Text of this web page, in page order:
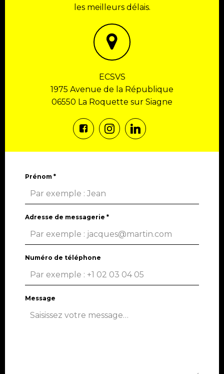
les meilleurs délais.
ECSVS
1975 Avenue de la République
06550 La Roquette sur Siagne
Prénom *
Adresse de messagerie *
Numéro de téléphone
Message